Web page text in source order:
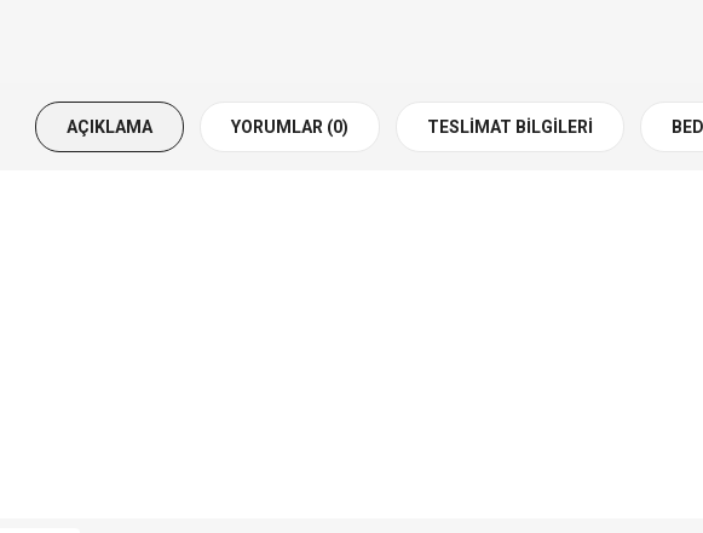
AÇIKLAMA YORUMLAR (0) TESLIMAT BILGILERI